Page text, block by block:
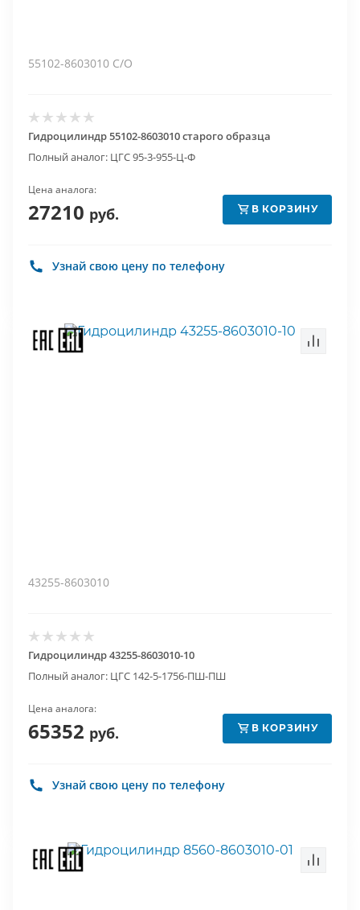
55102-8603010 С/О
Гидроцилиндр 55102-8603010 старого образца
Полный аналог: ЦГС 95-3-955-Ц-Ф
Цена аналога:
27210 руб. В КОРЗИНУ
Узнай свою цену по телефону
43255-8603010
Гидроцилиндр 43255-8603010-10
Полный аналог: ЦГС 142-5-1756-ПШ-ПШ
Цена аналога:
65352 руб. В КОРЗИНУ
Узнай свою цену по телефону